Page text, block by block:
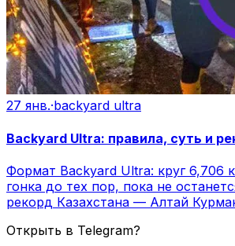
27 янв.·backyard ultra
Backyard Ultra: правила, суть и
Формат Backyard Ultra: круг 6,706
гонка до тех пор, пока не
рекорд Казахстана — Алтай
Открыть в Telegram?